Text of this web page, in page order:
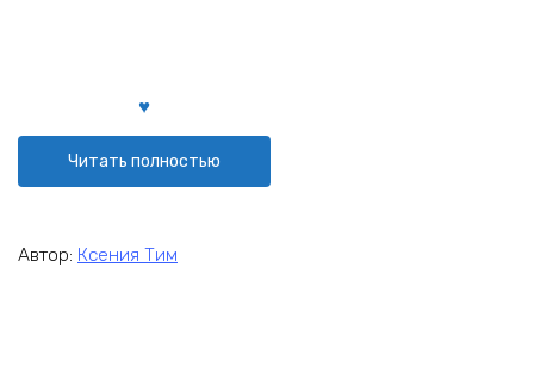
Читать полностью
Автор: Ксения Тим